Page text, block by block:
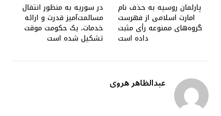
پارلمان روسیه به حذف نام
امارت اسلامی از فهرست
گروه‌های ممنوعه رأی مثبت
داده است
در سوریه به منظور انتقال
مسالمت‌آمیز قدرت و ارائه
خدمات، یک حکومت موقت
تشکیل شده است
عبدالظاهر هروی